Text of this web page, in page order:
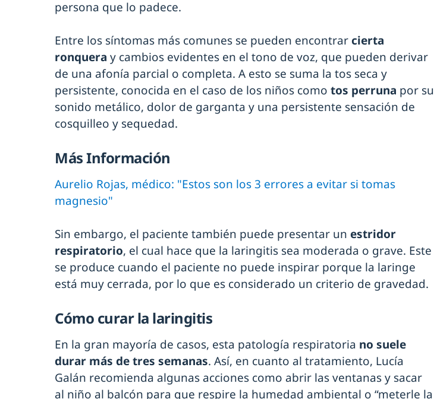
persona que lo padece.
Entre los síntomas más comunes se pueden encontrar cierta
ronquera y cambios evidentes en el tono de voz, que pueden derivar
de una afonía parcial o completa. A esto se suma la tos seca y
persistente, conocida en el caso de los niños como tos perruna por su
sonido metálico, dolor de garganta y una persistente sensación de
cosquilleo y sequedad.
Más Información
Aurelio Rojas, médico: "Estos son los 3 errores a evitar si tomas
magnesio"
Sin embargo, el paciente también puede presentar un estridor
respiratorio, el cual hace que la laringitis sea moderada o grave. Este
se produce cuando el paciente no puede inspirar porque la laringe
está muy cerrada, por lo que es considerado un criterio de gravedad.
Cómo curar la laringitis
En la gran mayoría de casos, esta patología respiratoria no suele
durar más de tres semanas. Así, en cuanto al tratamiento, Lucía
Galán recomienda algunas acciones como abrir las ventanas y sacar
al niño al balcón para que respire la humedad ambiental o “meterle la